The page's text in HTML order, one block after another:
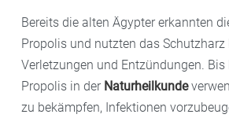
Bereits die alten Ägypter erkannten
Propolis und nutzten das Schutzharz
Verletzungen und Entzündungen. Bis
Propolis in der Naturheilkunde
zu bekämpfen, Infektionen